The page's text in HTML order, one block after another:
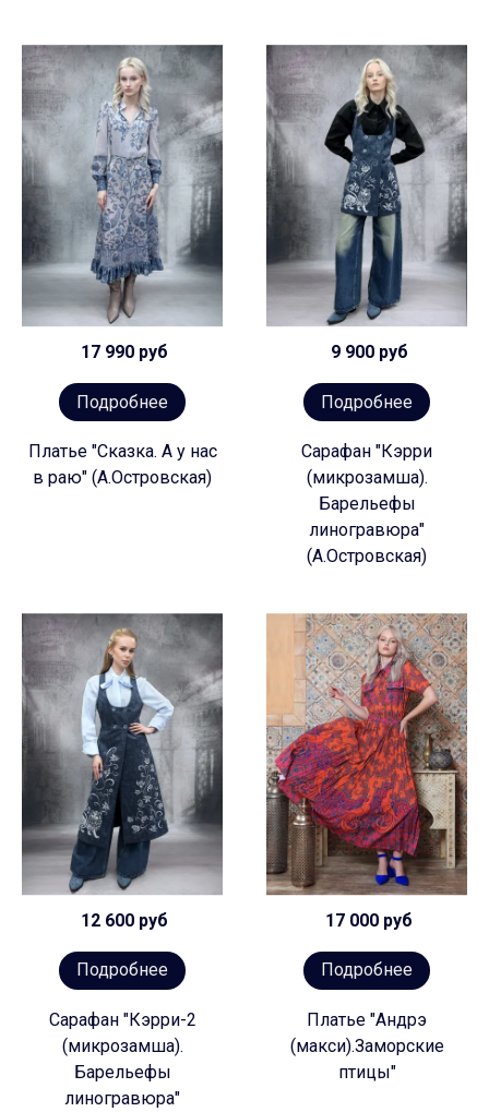
17 990 руб
Подробнее
Платье "Сказка. А у нас
в раю" (А.Островская)
9 900 руб
Подробнее
Сарафан "Кэрри
(микрозамша).
Барельефы
линогравюра"
(А.Островская)
12 600 руб
Подробнее
Сарафан "Кэрри-2
(микрозамша).
Барельефы
линогравюра"
17 000 руб
Подробнее
Платье "Андрэ
(макси).Заморские
птицы"